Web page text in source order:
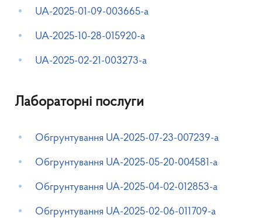
UA-2025-01-09-003665-a
UA-2025-10-28-015920-a
UA-2025-02-21-003273-a
Лабораторні послуги
Обгрунтування UA-2025-07-23-007239-a
Обгрунтування UA-2025-05-20-004581-a
Обгрунтування UA-2025-04-02-012853-a
Обгрунтування UA-2025-02-06-011709-a